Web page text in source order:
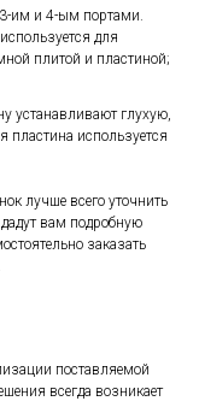
им и 4-ым портами.
для
плитой и пластиной;
устанавливают глухую,
пластина используется
лучше всего уточнить
вам подробную
заказать
поставляемой
всегда возникает